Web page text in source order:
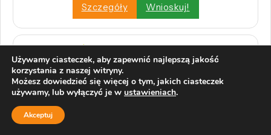
Szczegóły
Wnioskuj!
Konsolidacja kredytów i pożyczek | CreditHelp
Połącz wszystkie swoje kredyty w jedną,
wygodną ratę.
Używamy ciasteczek, aby zapewnić najlepszą jakość
korzystania z naszej witryny.
Możesz dowiedzieć się więcej o tym, jakich ciasteczek
używamy, lub wyłączyć je w ustawieniach.
Akceptuj